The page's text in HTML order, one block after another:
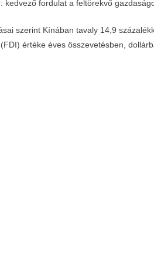
szerint Kínában tavaly 14,9
értéke éves összevetésben,